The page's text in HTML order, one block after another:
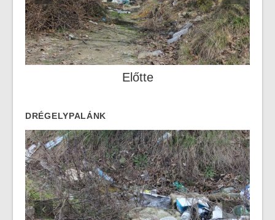
Előtte
DRÉGELYPALÁNK